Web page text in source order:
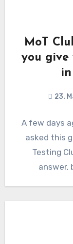
MoT
you give
23.
A few days
asked this
Testing
answer,